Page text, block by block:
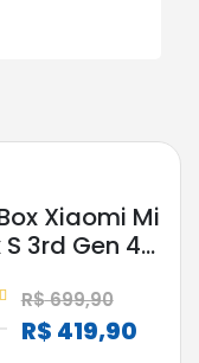
Xiaomi Mi
S 3rd Gen 4K
R$699,90
R$ 419,90